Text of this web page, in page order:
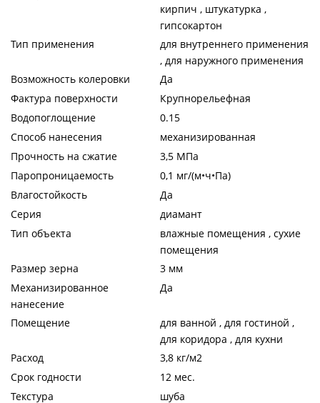
кирпич , штукатурка ,
гипсокартон
Тип применения
для внутреннего применения
, для наружного применения
Возможность колеровки
Да
Фактура поверхности
Крупнорельефная
Водопоглощение
0.15
Способ нанесения
механизированная
Прочность на сжатие
3,5 МПа
Паропроницаемость
0,1 мг/(м•ч•Па)
Влагостойкость
Да
Серия
диамант
Тип объекта
влажные помещения , сухие
помещения
Размер зерна
3 мм
Механизированное
нанесение
Да
Помещение
для ванной , для гостиной ,
для коридора , для кухни
Расход
3,8 кг/м2
Срок годности
12 мес.
Текстура
шуба